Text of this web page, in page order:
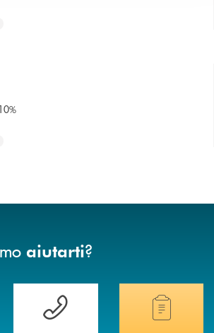
apre una nuova finestra
aiutarti?
della nuova PRENOTA BANCA
Hai bisogno di assistenza immediata?
Hai bisogno di